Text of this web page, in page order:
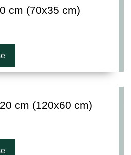
cm (70x35 cm)
cm (120x60 cm)